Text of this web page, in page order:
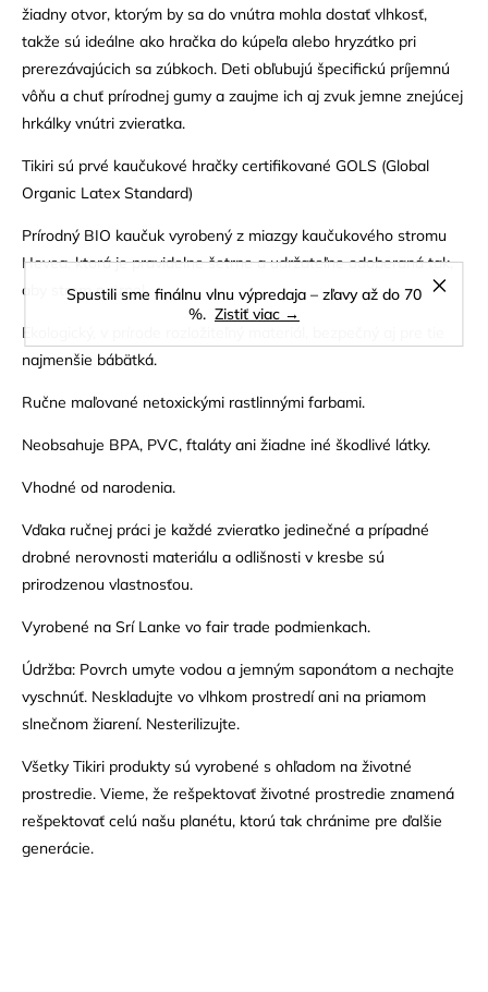
Spustili sme finálnu vlnu výpredaja – zľavy až do 70
%. Zistiť viac →
žiadny otvor, ktorým by sa do vnútra mohla dostať vlhkosť,
takže sú ideálne ako hračka do kúpeľa alebo hryzátko pri
prerezávajúcich sa zúbkoch. Deti obľubujú špecifickú príjemnú
vôňu a chuť prírodnej gumy a zaujme ich aj zvuk jemne znejúcej
hrkálky vnútri zvieratka.
Tikiri sú prvé kaučukové hračky certifikované GOLS (Global
Organic Latex Standard)
Prírodný BIO kaučuk vyrobený z miazgy kaučukového stromu
Hevea, ktorá je pravidelne šetrne a udržateľne odoberaná tak,
aby strom netrpel.
Ekologický, v prírode rozložiteľný materiál, bezpečný aj pre tie
najmenšie bábätká.
Ručne maľované netoxickými rastlinnými farbami.
Neobsahuje BPA, PVC, ftaláty ani žiadne iné škodlivé látky.
Vhodné od narodenia.
Vďaka ručnej práci je každé zvieratko jedinečné a prípadné
drobné nerovnosti materiálu a odlišnosti v kresbe sú
prirodzenou vlastnosťou.
Vyrobené na Srí Lanke vo fair trade podmienkach.
Údržba: Povrch umyte vodou a jemným saponátom a nechajte
vyschnúť. Neskladujte vo vlhkom prostredí ani na priamom
slnečnom žiarení. Nesterilizujte.
Všetky Tikiri produkty sú vyrobené s ohľadom na životné
prostredie. Vieme, že rešpektovať životné prostredie znamená
rešpektovať celú našu planétu, ktorú tak chránime pre ďalšie
generácie.